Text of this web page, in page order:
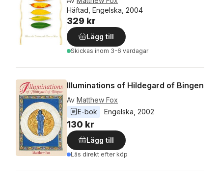
Häftad, Engelska, 2004
329 kr
Lägg till
Skickas inom 3-6 vardagar
Illuminations of Hildegard of Bingen
Av Matthew Fox
E-bok
Engelska 2002
130 kr
Lägg till
Läs direkt efter köp